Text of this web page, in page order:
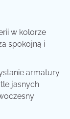
w kolorze
spokojną i
armatury
jasnych